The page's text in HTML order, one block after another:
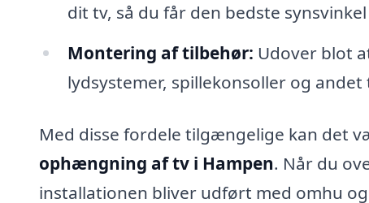
dit tv, så du får den bedste
Montering af tilbehør: Udover blot
lydsystemer, spillekonsoller og
Med disse fordele tilgængelige kan det
ophængning af tv i Hampen. Når du
installationen bliver udført med omhu